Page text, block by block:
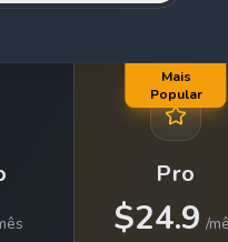
Mais
Popular
Pro
$24.9 /